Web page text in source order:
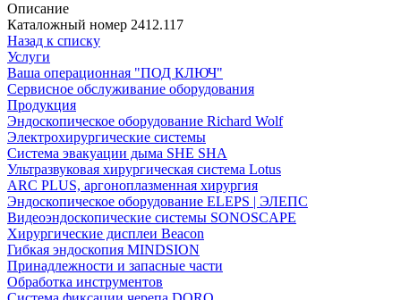
Описание
Каталожный номер 2412.117
Назад к списку
Услуги
Ваша операционная "ПОД КЛЮЧ"
Сервисное обслуживание оборудования
Продукция
Эндоскопическое оборудование Richard Wolf
Электрохирургические системы
Система эвакуации дыма SHE SHA
Ультразвуковая хирургическая система Lotus
ARC PLUS, аргоноплазменная хирургия
Эндоскопическое оборудование ELEPS | ЭЛЕПС
Видеоэндоскопические системы SONOSCAPE
Хирургические дисплеи Beacon
Гибкая эндоскопия MINDSION
Принадлежности и запасные части
Обработка инструментов